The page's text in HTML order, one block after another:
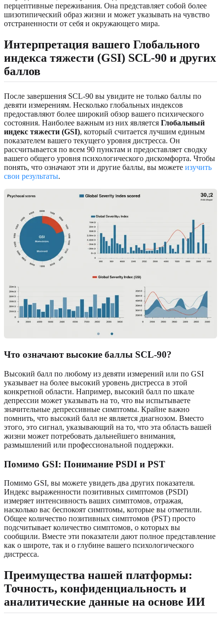
перцептивные переживания. Она представляет собой более
шизотипический образ жизни и может указывать на чувство
отстраненности от себя и окружающего мира.
Интерпретация вашего Глобального
индекса тяжести (GSI) SCL-90 и других
баллов
После завершения SCL-90 вы увидите не только баллы по
девяти измерениям. Несколько глобальных индексов
предоставляют более широкий обзор вашего психического
состояния. Наиболее важным из них является Глобальный
индекс тяжести (GSI), который считается лучшим единым
показателем вашего текущего уровня дистресса. Он
рассчитывается по всем 90 пунктам и предоставляет сводку
вашего общего уровня психологического дискомфорта. Чтобы
понять, что означают эти и другие баллы, вы можете изучить
свои результаты.
Что означают высокие баллы SCL-90?
Высокий балл по любому из девяти измерений или по GSI
указывает на более высокий уровень дистресса в этой
конкретной области. Например, высокий балл по шкале
депрессии может указывать на то, что вы испытываете
значительные депрессивные симптомы. Крайне важно
помнить, что высокий балл не является диагнозом. Вместо
этого, это сигнал, указывающий на то, что эта область вашей
жизни может потребовать дальнейшего внимания,
размышлений или профессиональной поддержки.
Помимо GSI: Понимание PSDI и PST
Помимо GSI, вы можете увидеть два других показателя.
Индекс выраженности позитивных симптомов (PSDI)
измеряет интенсивность ваших симптомов, отражая,
насколько вас беспокоят симптомы, которые вы отметили.
Общее количество позитивных симптомов (PST) просто
подсчитывает количество симптомов, о которых вы
сообщили. Вместе эти показатели дают полное представление
как о широте, так и о глубине вашего психологического
дистресса.
Преимущества нашей платформы:
Точность, конфиденциальность и
аналитические данные на основе ИИ